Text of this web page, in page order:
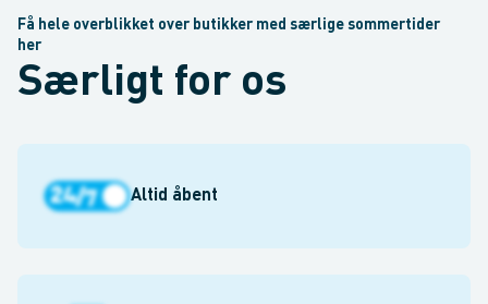
Få hele overblikket over butikker med særlige sommertider
her
Særligt for os
Altid åbent